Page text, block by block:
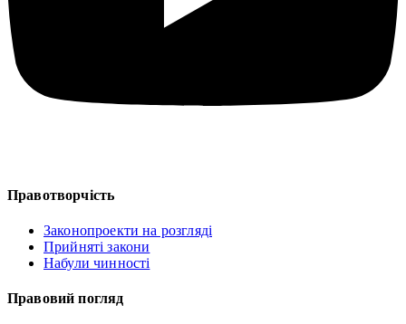
Правотворчість
Законопроекти на розгляді
Прийняті закони
Набули чинності
Правовий погляд